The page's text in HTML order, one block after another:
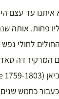
עד עצם
פחות. אותה
המרקיז דה
כחמש